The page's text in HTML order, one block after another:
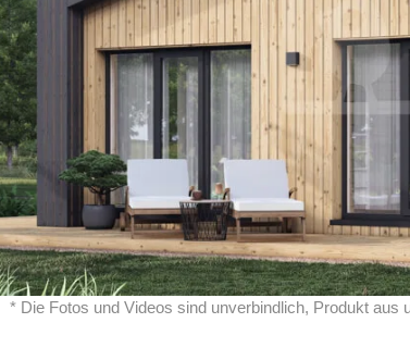
* Die Fotos und Videos sind unverbindlich, Produkt aus